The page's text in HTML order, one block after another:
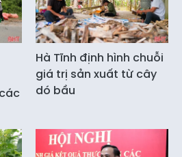
Hà Tĩnh định hình chuỗi
giá trị sản xuất từ cây
dó bầu